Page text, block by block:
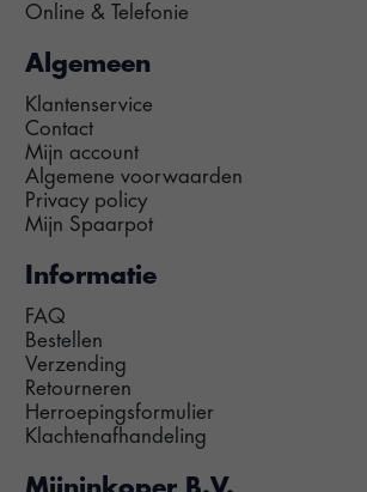
Online & Telefonie
Algemeen
Klantenservice
Contact
Mijn account
Algemene voorwaarden
Privacy policy
Mijn Spaarpot
Informatie
FAQ
Bestellen
Verzending
Retourneren
Herroepingsformulier
Klachtenafhandeling